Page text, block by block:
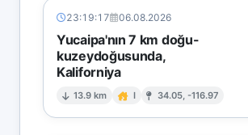
23:19:17 06.08.2026
Yucaipa'nın 7 km doğu-
kuzeydoğusunda,
Kaliforniya
13.9 km I 34.05, -116.97